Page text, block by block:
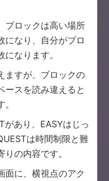
ブロックは高い場所
になり、自分がブロ
なります。
ますが、ブロックの
ースを読み違えると
があり、EASYはじっ
は時間制限と難
の内容です。
面に、横視点のアク